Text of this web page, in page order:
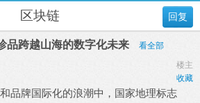
回复
区块链
品跨越山海的数字化未来
看全部
楼主
收藏
品牌国际化的浪潮中，国家地理标志